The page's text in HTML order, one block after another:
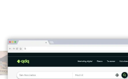
Mascotas y Veterinarios